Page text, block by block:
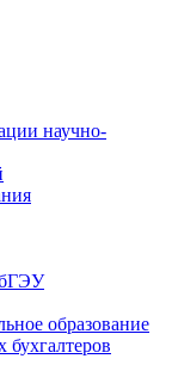
научно-
образование